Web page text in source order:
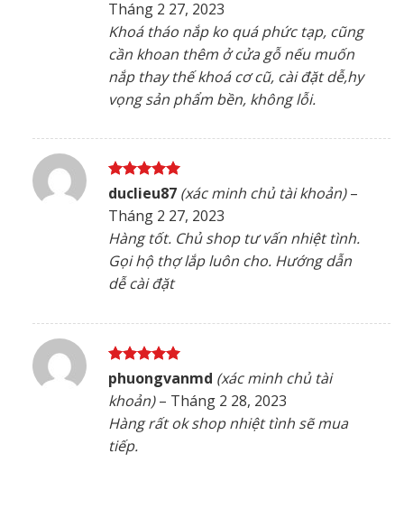
sao
Tháng 2 27, 2023
Khoá tháo nắp ko quá phức tạp, cũng
cần khoan thêm ở cửa gỗ nếu muốn
nắp thay thế khoá cơ cũ, cài đặt dễ,hy
vọng sản phẩm bền, không lỗi.
Được xếp
sao
duclieu87 (xác minh chủ tài khoản) –
Tháng 2 27, 2023
Hàng tốt. Chủ shop tư vấn nhiệt tình.
Gọi hộ thợ lắp luôn cho. Hướng dẫn
dễ cài đặt
Được xếp
hạng55
sao
phuongvanmd (xác minh chủ tài
khoản) – Tháng 2 28, 2023
Hàng rất ok shop nhiệt tình sẽ mua
tiếp.